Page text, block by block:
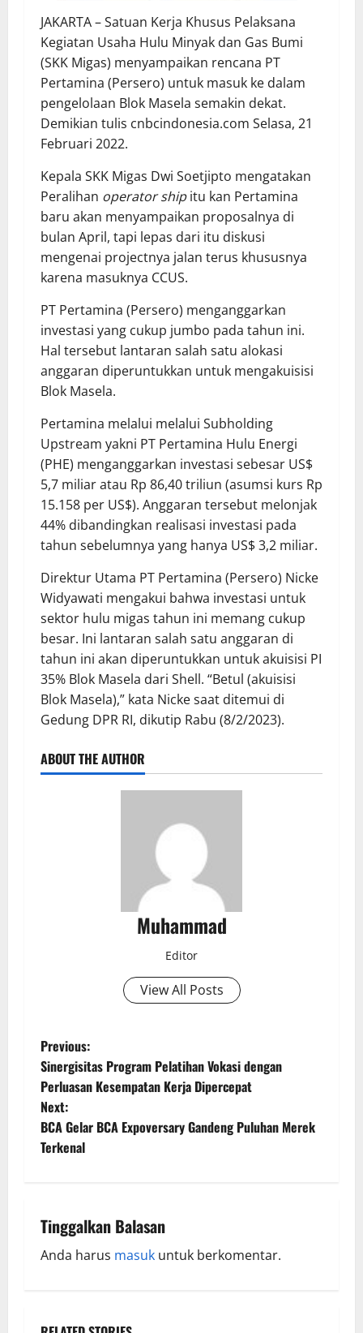
JAKARTA – Satuan Kerja Khusus Pelaksana
Kegiatan Usaha Hulu Minyak dan Gas Bumi
(SKK Migas) menyampaikan rencana PT
Pertamina (Persero) untuk masuk ke dalam
pengelolaan Blok Masela semakin dekat.
Demikian tulis cnbcindonesia.com Selasa, 21
Februari 2022.
Kepala SKK Migas Dwi Soetjipto mengatakan
Peralihan operator shipitu kan Pertamina
baru akan menyampaikan proposalnya di
bulan April, tapi lepas dari itu diskusi
mengenai projectnya jalan terus khususnya
karena masuknya CCUS.
PT Pertamina (Persero) menganggarkan
investasi yang cukup jumbo pada tahun ini.
Hal tersebut lantaran salah satu alokasi
anggaran diperuntukkan untuk mengakuisisi
Blok Masela.
Pertamina melalui melalui Subholding
Upstream yakni PT Pertamina Hulu Energi
(PHE) menganggarkan investasi sebesar US$
5,7 miliar atau Rp 86,40 triliun (asumsi kurs Rp
15.158 per US$). Anggaran tersebut melonjak
44% dibandingkan realisasi investasi pada
tahun sebelumnya yang hanya US$ 3,2 miliar.
Direktur Utama PT Pertamina (Persero) Nicke
Widyawati mengakui bahwa investasi untuk
sektor hulu migas tahun ini memang cukup
besar. Ini lantaran salah satu anggaran di
tahun ini akan diperuntukkan untuk akuisisi PI
35% Blok Masela dari Shell. “Betul (akuisisi
Blok Masela),” kata Nicke saat ditemui di
Gedung DPR RI, dikutip Rabu (8/2/2023).
ABOUT THE AUTHOR
Muhammad
Editor
View All Posts
Previous:
Sinergisitas Program Pelatihan Vokasi dengan
Perluasan Kesempatan Kerja Dipercepat
Next:
BCA Gelar BCA Expoversary Gandeng Puluhan Merek
Terkenal
Tinggalkan Balasan
Anda harus masuk untuk berkomentar.